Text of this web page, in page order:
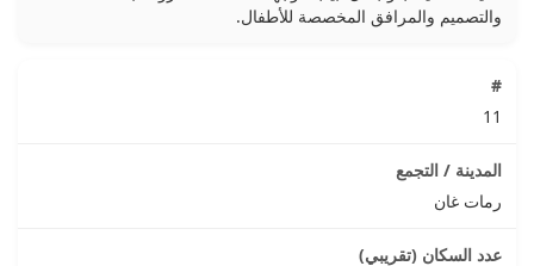
والتصميم والمرافق المخصصة للأطفال.
11
رمات غان